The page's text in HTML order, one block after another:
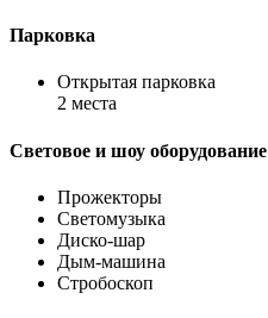
Парковка
Открытая парковка
2 места
Световое и шоу оборудование
Прожекторы
Светомузыка
Диско-шар
Дым-машина
Стробоскоп